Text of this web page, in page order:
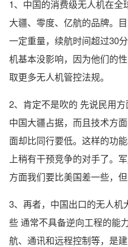
1、中国的消费级无人机在
大疆、零度、亿航的品牌。
一定重量，续航时间超过30
机基本没影响，因为他们的
取更多无人机管控法规。
2、肯定不是吹的 先说民用
中国大疆占据，而且技术方
面却比同行要低。这样的功
上稍有干预竞争的对手了。
方面我们要比美国差一些，
3、再者，中国出口的无人
些 通常不具备逆向工程的能
航、通讯和远程控制等，是